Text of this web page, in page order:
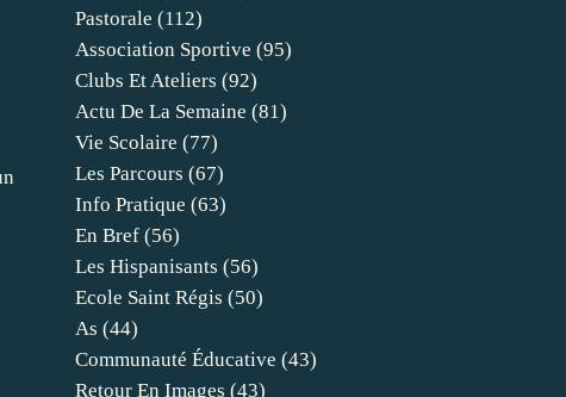
Pastorale (112)
Association Sportive (95)
Clubs Et Ateliers (92)
Actu De La Semaine (81)
Vie Scolaire (77)
Les Parcours (67)
Info Pratique (63)
En Bref (56)
Les Hispanisants (56)
Ecole Saint Régis (50)
As (44)
Communauté Éducative (43)
Retour En Images (43)